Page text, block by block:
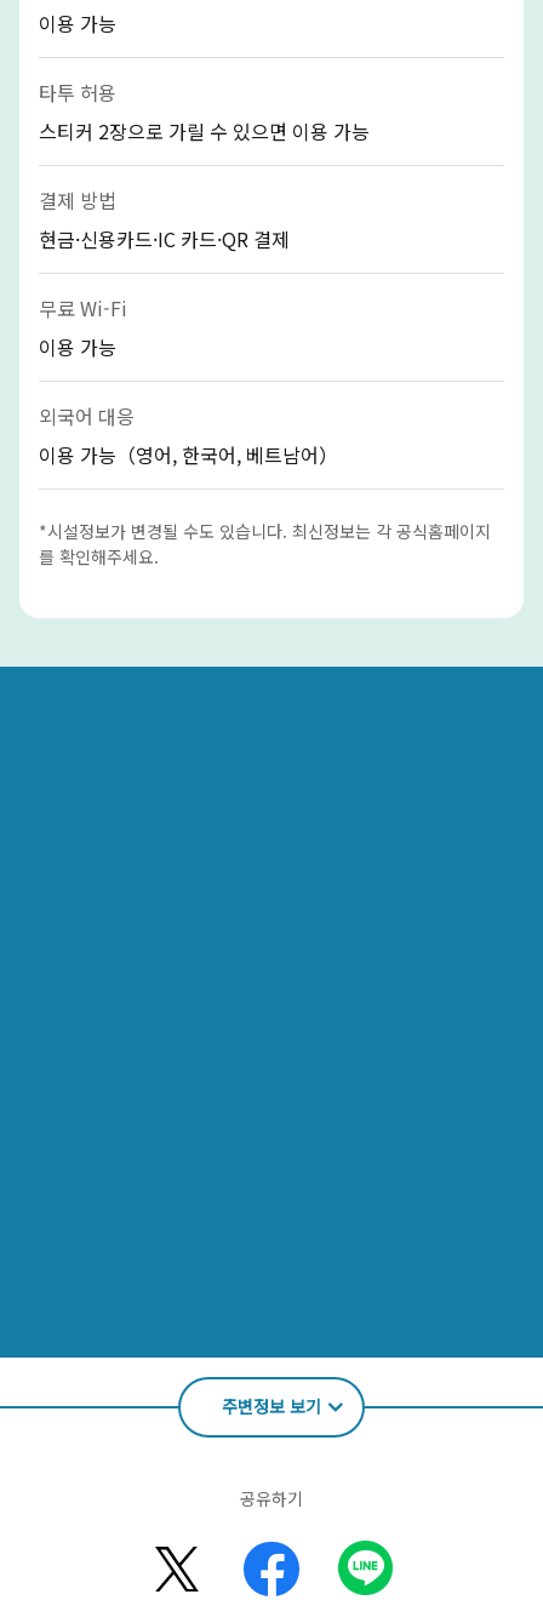
이용 가능
타투 허용
스티커 2장으로 가릴 수 있으면 이용 가능
결제 방법
현금·신용카드·IC 카드·QR 결제
무료 Wi-Fi
이용 가능
외국어 대응
이용 가능（영어, 한국어, 베트남어）
*시설정보가 변경될 수도 있습니다. 최신정보는 각 공식홈페이지
를 확인해주세요.
주변정보 보기
공유하기